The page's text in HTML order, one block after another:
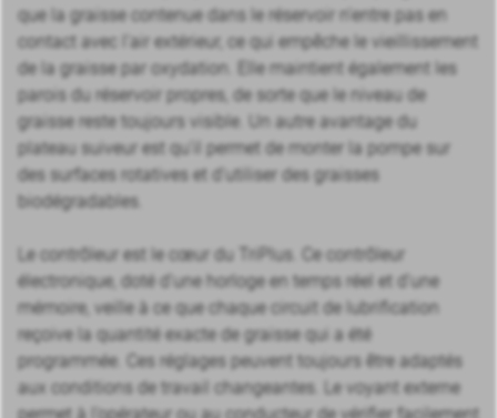
que la graisse contenue dans le réservoir n’entre pas en
contact avec l’air extérieur, ce qui empêche le vieillissement
de la graisse par oxydation. Elle maintient également les
parois du réservoir propres, de sorte que le niveau de
graisse reste toujours visible. Un autre avantage du
plateau suiveur est qu’il permet de monter la pompe sur
des surfaces rotatives et d’utiliser des graisses
biodégradables.
Le contrôleur est le cœur du TriPlus. Ce contrôleur
électronique, doté d’une horloge en temps réel et d’une
mémoire, veille à ce que chaque circuit de lubrification
reçoive la quantité exacte de graisse qui a été
programmée. Ces réglages peuvent toujours être adaptés
aux conditions de travail changeantes. Le voyant externe